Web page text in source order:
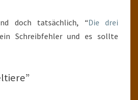
doch tatsächlich, “Die drei
Schreibfehler und es sollte